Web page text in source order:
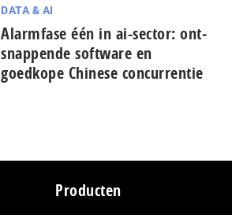
DATA & AI
Alarmfase één in ai-sector: ont­
snap­pen­de software en
goedkope Chinese con­cur­ren­tie
Producten